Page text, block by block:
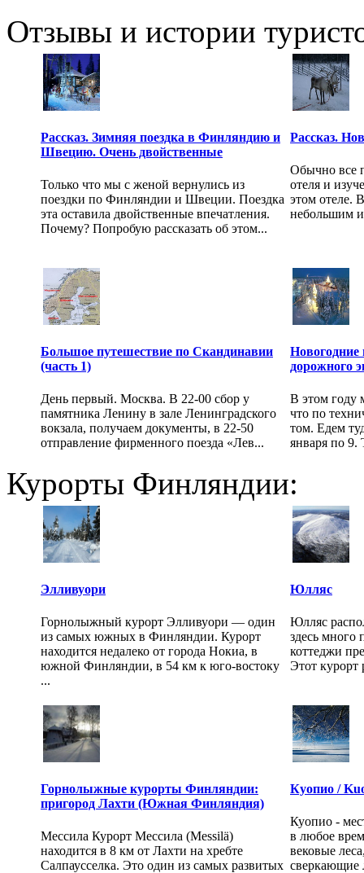
Отзывы и истории
Рассказ. Зимняя поездка в Финляндию и
Швецию. Очень двойственные
Только что мы с женой вернулись из
поездки по Финляндии и Швеции. Поездка
эта оставила двойственные впечатления.
Почему? Попробую рассказать об этом...
Рассказ.
Обычно все
отеля и
этом отеле.
небольшим и
Большое путешествие по Скандинавии
(часть 1)
День первый. Москва. В 22-00 сбор у
памятника Ленину в зале Ленинградского
вокзала, получаем документы, в 22-50
отправление фирменного поезда «Лев...
Новогодние
дорожного
В этом году
что по
том. Едем
января по 9.
Курорты Финляндии:
Элливуори
Горнолыжный курорт Элливуори — один
из самых южных в Финляндии. Курорт
находится недалеко от города Нокиа, в
южной Финляндии, в 54 км к юго-востоку
...
Юлляс
Юлляс
здесь много
коттеджи
Этот курорт
Горнолыжные курорты Финляндии:
пригород Лахти (Южная Финляндия)
Мессила Курорт Мессила (Messilä)
находится в 8 км от Лахти на хребте
Салпаусселка. Это один из самых развитых
Куопио /
Куопио -
в любое
вековые
сверкающие